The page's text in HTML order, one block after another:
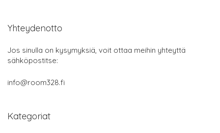
Yhteydenotto
Jos sinulla on kysymyksiä, voit ottaa meihin yhteyttä
sähköpostitse:
info@room328.fi
Kategoriat